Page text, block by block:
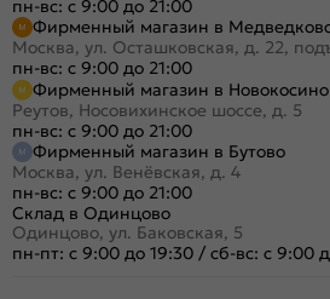
пн-вс: с 9:00 до 21:00
Фирменный магазин в
Москва, ул. Осташковская, д. 22,
пн-вс: с 9:00 до 21:00
Фирменный магазин в Новокосино
Реутов, Носовихинское шоссе, д. 5
пн-вс: с 9:00 до 21:00
Фирменный магазин в Бутово
Москва, ул. Венёвская, д. 4
пн-вс: с 9:00 до 21:00
Склад в Одинцово
Одинцово, ул. Баковская, 5
пн-пт: с 9:00 до 19:30 / сб-вс: с 9:00